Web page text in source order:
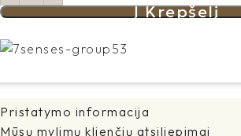
Į Krepšelį
Pristatymo informacija
Mūsų mylimų klienčių atsiliepimai